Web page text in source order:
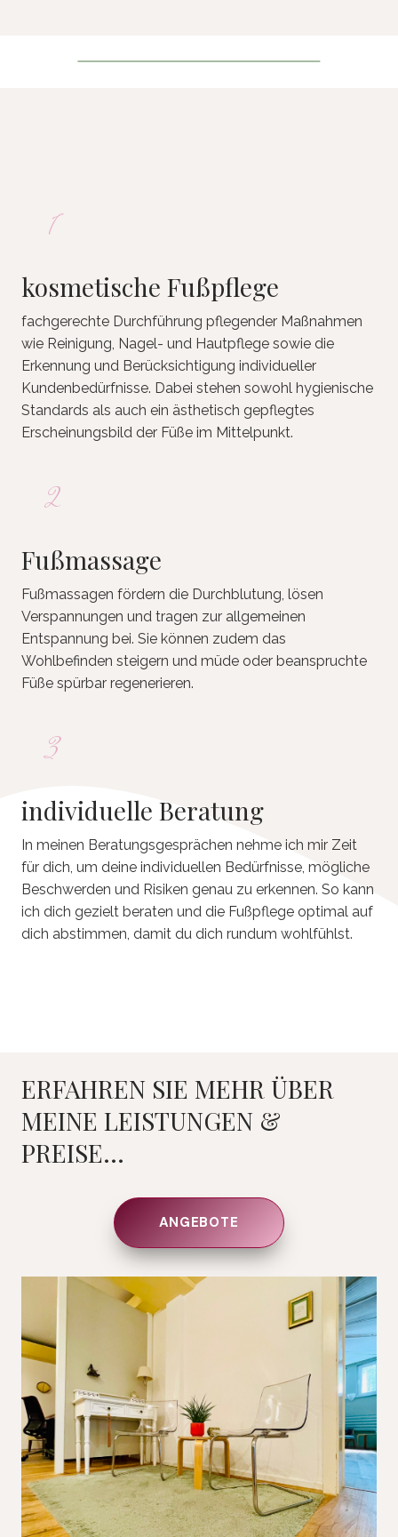
1
kosmetische Fußpflege
fachgerechte Durchführung pflegender Maßnahmen
wie Reinigung, Nagel- und Hautpflege sowie die
Erkennung und Berücksichtigung individueller
Kundenbedürfnisse. Dabei stehen sowohl hygienische
Standards als auch ein ästhetisch gepflegtes
Erscheinungsbild der Füße im Mittelpunkt.
2
Fußmassage
Fußmassagen fördern die Durchblutung, lösen
Verspannungen und tragen zur allgemeinen
Entspannung bei. Sie können zudem das
Wohlbefinden steigern und müde oder beanspruchte
Füße spürbar regenerieren.
3
individuelle Beratung
In meinen Beratungsgesprächen nehme ich mir Zeit
für dich, um deine individuellen Bedürfnisse, mögliche
Beschwerden und Risiken genau zu erkennen. So kann
ich dich gezielt beraten und die Fußpflege optimal auf
dich abstimmen, damit du dich rundum wohlfühlst.
ERFAHREN SIE MEHR ÜBER
MEINE LEISTUNGEN &
PREISE…
ANGEBOTE